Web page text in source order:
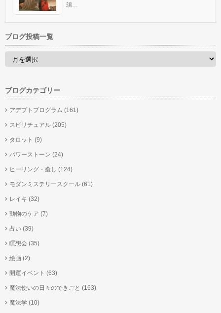
須…
ブログ投稿一覧
ブログカテゴリー
アデプトプログラム (161)
スピリチュアル (205)
タロット (9)
パワーストーン (24)
ヒーリング・癒し (124)
モダンミステリースクール (61)
レイキ (32)
動物のケア (7)
占い (39)
瞑想会 (35)
絵画 (2)
開運イベント (63)
魔法使いの日々のできごと (163)
魔法学 (10)